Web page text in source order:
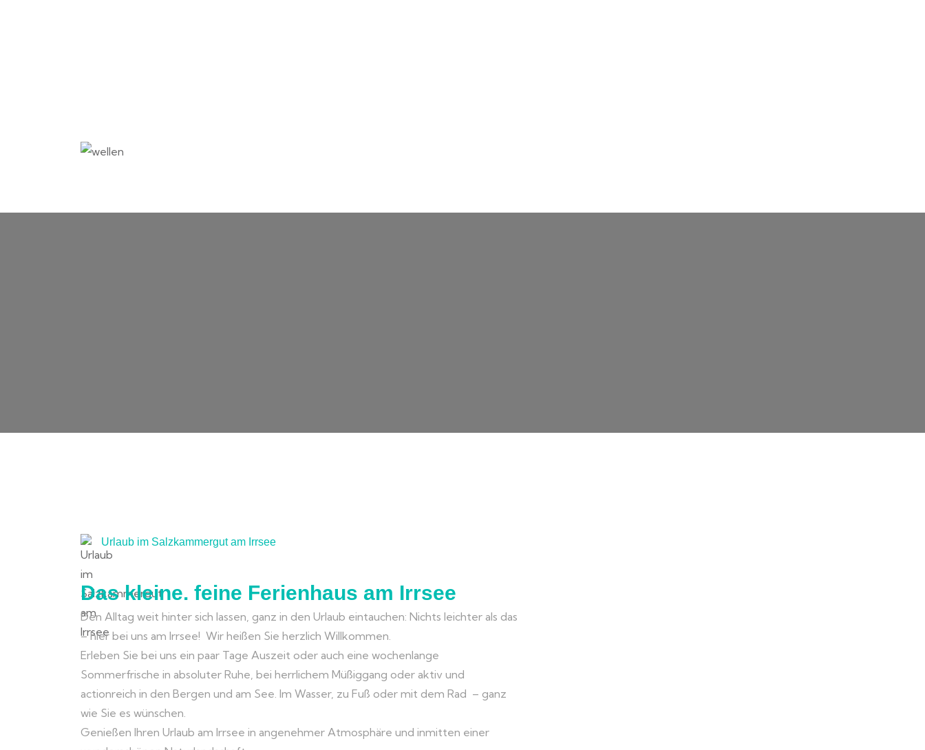
Urlaub im Salzkammergut am Irrsee
Das kleine. feine Ferienhaus am Irrsee
Den Alltag weit hinter sich lassen, ganz in den Urlaub eintauchen: Nichts leichter als das
– hier bei uns am Irrsee! Wir heißen Sie herzlich Willkommen.
Erleben Sie bei uns ein paar Tage Auszeit oder auch eine wochenlange
Sommerfrische in absoluter Ruhe, bei herrlichem Müßiggang oder aktiv und
actionreich in den Bergen und am See. Im Wasser, zu Fuß oder mit dem Rad – ganz
wie Sie es wünschen.
Genießen Ihren Urlaub am Irrsee in angenehmer Atmosphäre und inmitten einer